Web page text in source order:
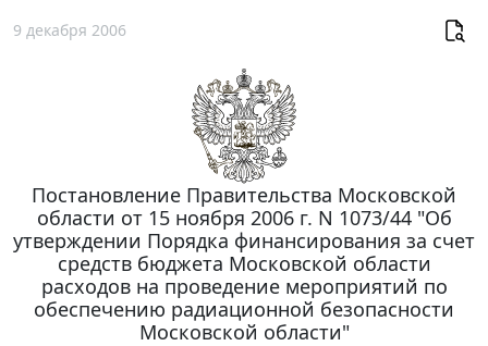
9 декабря 2006
Постановление Правительства Московской
области от 15 ноября 2006 г. N 1073/44 "Об
утверждении Порядка финансирования за счет
средств бюджета Московской области
расходов на проведение мероприятий по
обеспечению радиационной безопасности
Московской области"